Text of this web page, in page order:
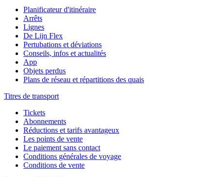
Planificateur d'itinéraire
Arrêts
Lignes
De Lijn Flex
Pertubations et déviations
Conseils, infos et actualités
App
Objets perdus
Plans de réseau et répartitions des quais
Titres de transport
Tickets
Abonnements
Réductions et tarifs avantageux
Les points de vente
Le paiement sans contact
Conditions générales de voyage
Conditions de vente